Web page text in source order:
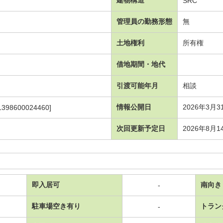
管理員の勤務形態 無
土地権利 所有権
借地期間・地代
引渡可能年月 相談
情報公開日 2026年3月
次回更新予定日 2026年8月
即入居可 - 南向き
駐車場空き有り - トラ